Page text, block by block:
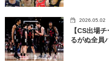
2026.05.02
【CS出場
るがぬ全員